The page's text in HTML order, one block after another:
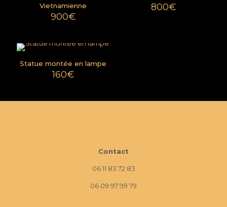
Vietnamienne
900€
800€
Statue montée en lampe
160€
Contact
06 11 83 72 83
06 09 97 99 79